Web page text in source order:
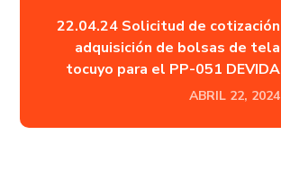
22.04.24 Solicitud de cotización
adquisición de bolsas de tela
tocuyo para el PP-051 DEVIDA
ABRIL 22, 2024